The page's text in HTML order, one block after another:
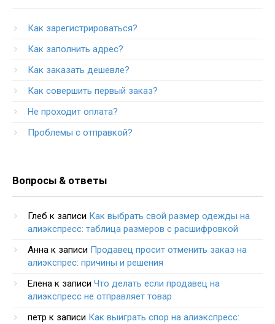
Как зарегистрироваться?
Как заполнить адрес?
Как заказать дешевле?
Как совершить первый заказ?
Не проходит оплата?
Проблемы с отправкой?
Вопросы & ответы
Глеб к записи Как выбрать свой размер одежды на
алиэкспресс: таблица размеров с расшифровкой
Анна к записи Продавец просит отменить заказ на
алиэкспрес: причины и решения
Елена к записи Что делать если продавец на
алиэкспресс не отправляет товар
петр к записи Как выиграть спор на алиэкспресс: